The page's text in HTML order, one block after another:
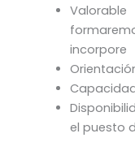
incorpore
el puesto